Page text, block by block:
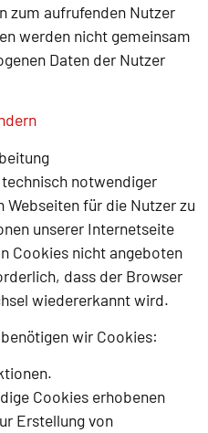
zum aufrufenden Nutzer
werden nicht gemeinsam
Daten der Nutzer
notwendiger
Webseiten für die Nutzer zu
unserer Internetseite
Cookies nicht angeboten
dass der Browser
wiedererkannt wird.
wir Cookies:
Cookies erhobenen
Erstellung von